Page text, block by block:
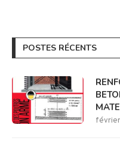
POSTES RÉCENTS